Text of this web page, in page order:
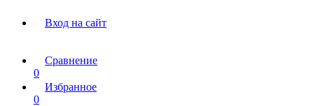
Вход на сайт
Сравнение
0
Избранное
0